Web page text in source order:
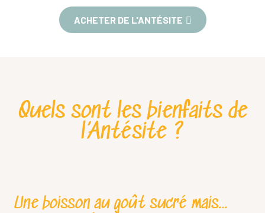
ACHETER DE L'ANTÉSITE
Quels sont les bienfaits de
l’Antésite ?
Une boisson au goût sucré mais…